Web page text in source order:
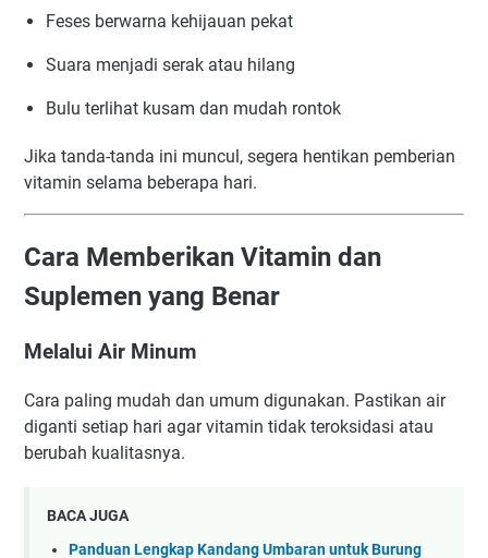
Feses berwarna kehijauan pekat
Suara menjadi serak atau hilang
Bulu terlihat kusam dan mudah rontok
Jika tanda-tanda ini muncul, segera hentikan pemberian
vitamin selama beberapa hari.
Cara Memberikan Vitamin dan
Suplemen yang Benar
Melalui Air Minum
Cara paling mudah dan umum digunakan. Pastikan air
diganti setiap hari agar vitamin tidak teroksidasi atau
berubah kualitasnya.
BACA JUGA
Panduan Lengkap Kandang Umbaran untuk Burung